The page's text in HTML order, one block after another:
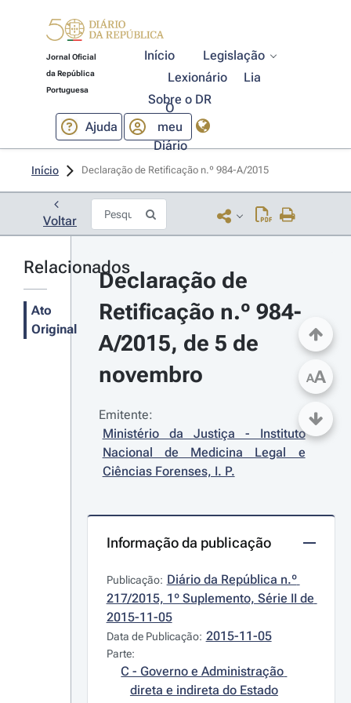
Jornal Oficial
da República
Portuguesa
Início
Legislação
Lexionário
Lia
Sobre o DR
Ajuda
O
meu
Diário
Início Declaração de Retificação n.º 984-A/2015
Voltar
Relacionados
Ato
Original
Declaração de
Retificação n.º 984-
A/2015, de 5 de
novembro
Emitente:
Ministério da Justiça - Instituto
Nacional de Medicina Legal e
Ciências Forenses, I. P.
Informação da publicação
Publicação: Diário da República n.º
217/2015, 1º Suplemento, Série II de
2015-11-05
Data de Publicação: 2015-11-05
Parte:
C - Governo e Administração
direta e indireta do Estado
AA